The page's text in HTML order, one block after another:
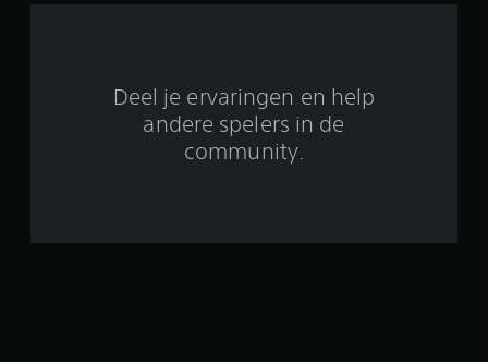
Deel je ervaringen en help
andere spelers in de
community.